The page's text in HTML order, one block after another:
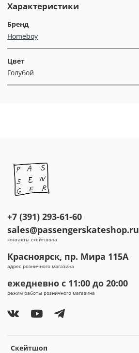
Характеристики
Бренд
Homeboy
Цвет
Голубой
Скейтшоп
+7 (391) 293-61-60
sales@passengerskateshop.ru
контакты скейтшопа
Красноярск, пр. Мира 115А
адрес розничного магазина
ежедневно с 11:00 до 20:00
режим работы розничного магазина